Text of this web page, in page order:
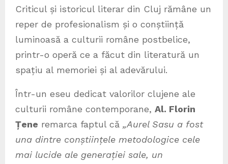
Criticul și istoricul literar din Cluj rămâne un
reper de profesionalism și o conștiință
luminoasă a culturii române postbelice,
printr-o operă ce a făcut din literatură un
spațiu al memoriei și al adevărului.
Într-un eseu dedicat valorilor clujene ale
culturii române contemporane, Al. Florin
Țene remarca faptul că „Aurel Sasu a fost
una dintre conștiințele metodologice cele
mai lucide ale generației sale, un